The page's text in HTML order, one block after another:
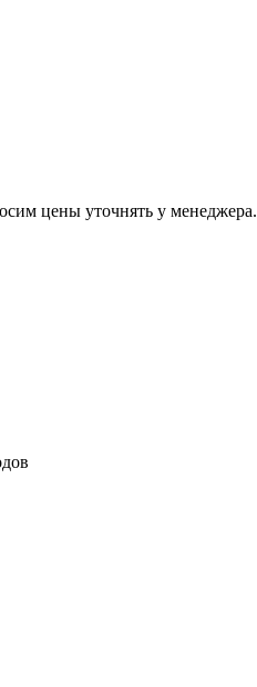
цены уточнять у менеджера.